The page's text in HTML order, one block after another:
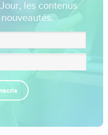
les contenus